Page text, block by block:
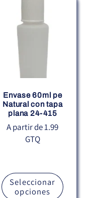
Envase 60ml pe
Natural con tapa
plana 24-415
Precio
habitual
A partir de 1.99
GTQ
Seleccionar
opciones